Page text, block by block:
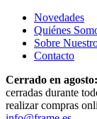
Novedades
Quiénes
Sobre
Contacto
Cerrado en agosto:
cerradas durante
realizar compras